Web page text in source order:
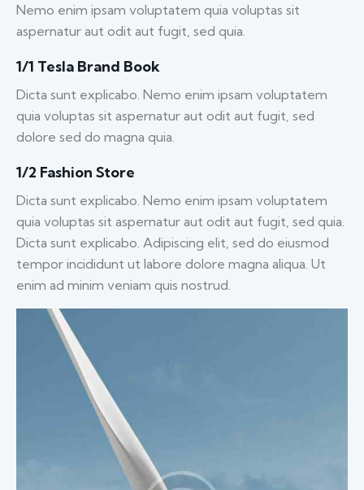
Nemo enim ipsam voluptatem quia voluptas sit
aspernatur aut odit aut fugit, sed quia.
1/1 Tesla Brand Book
Dicta sunt explicabo. Nemo enim ipsam voluptatem
quia voluptas sit aspernatur aut odit aut fugit, sed
dolore sed do magna quia.
1/2 Fashion Store
Dicta sunt explicabo. Nemo enim ipsam voluptatem
quia voluptas sit aspernatur aut odit aut fugit, sed quia.
Dicta sunt explicabo. Adipiscing elit, sed do eiusmod
tempor incididunt ut labore dolore magna aliqua. Ut
enim ad minim veniam quis nostrud.